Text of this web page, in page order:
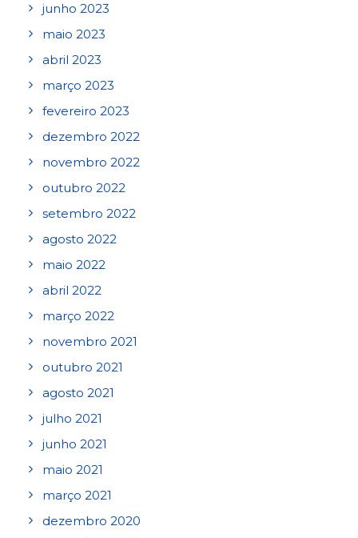
junho 2023
maio 2023
abril 2023
março 2023
fevereiro 2023
dezembro 2022
novembro 2022
outubro 2022
setembro 2022
agosto 2022
maio 2022
abril 2022
março 2022
novembro 2021
outubro 2021
agosto 2021
julho 2021
junho 2021
maio 2021
março 2021
dezembro 2020